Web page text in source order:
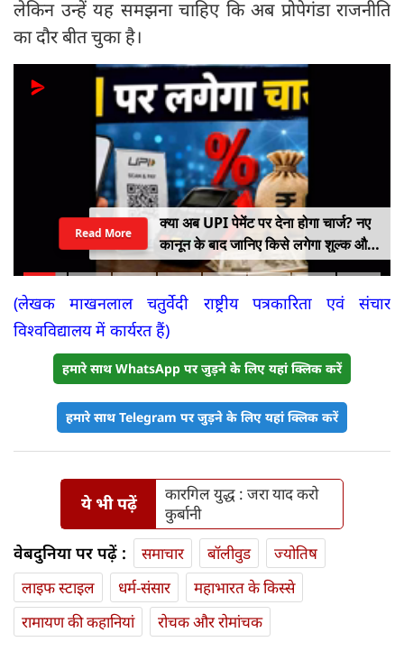
लेकिन उन्हें यह समझना चाहिए कि अब प्रोपेगंडा राजनीति
का दौर बीत चुका है।
क्या अब UPI पेमेंट पर देना होगा चार्ज? नए
कानून के बाद जानिए किसे लगेगा शुल्क और
किसे नहीं
Read More
(लेखक माखनलाल चतुर्वेदी राष्ट्रीय पत्रकारिता एवं संचार
विश्वविद्यालय में कार्यरत हैं)
हमारे साथ WhatsApp पर जुड़ने के लिए यहां क्लिक करें
हमारे साथ Telegram पर जुड़ने के लिए यहां क्लिक करें
ये भी पढ़ें
कारगिल युद्ध : जरा याद करो
कुर्बानी
वेबदुनिया पर पढ़ें : समाचार बॉलीवुड
ज्योतिष
लाइफ स्‍टाइल
धर्म-संसार
महाभारत के किस्से
रामायण की कहानियां
रोचक और रोमांचक